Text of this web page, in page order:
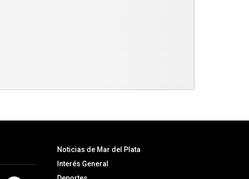
Noticias de Mar del Plata
Interés General